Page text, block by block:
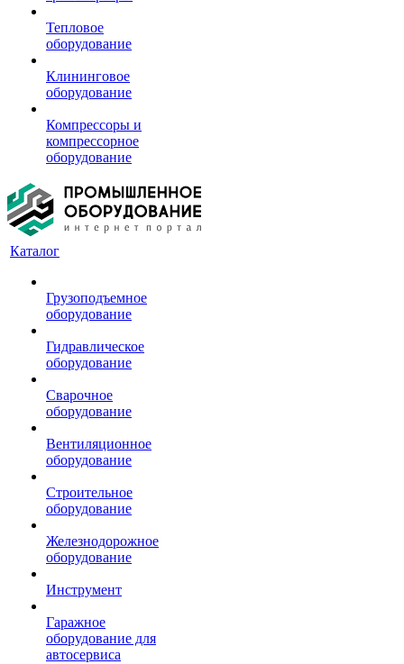
Тепловое
оборудование
Клининговое
оборудование
Компрессоры и
компрессорное
оборудование
Каталог
Грузоподъемное
оборудование
Гидравлическое
оборудование
Сварочное
оборудование
Вентиляционное
оборудование
Строительное
оборудование
Железнодорожное
оборудование
Инструмент
Гаражное
оборудование для
автосервиса